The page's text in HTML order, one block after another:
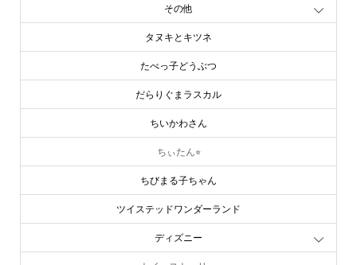
その他
タヌキとキツネ
たべっ子どうぶつ
だらりぐまラスカル
ちいかわさん
ちぃたん⭐︎
ちびまる子ちゃん
ツイステッドワンダーランド
ディズニー